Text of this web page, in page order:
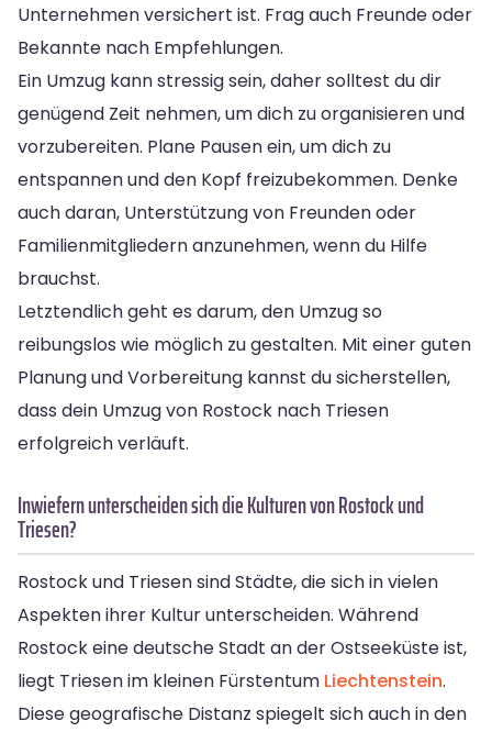
Unternehmen versichert ist. Frag auch Freunde oder
Bekannte nach Empfehlungen.
Ein Umzug kann stressig sein, daher solltest du dir
genügend Zeit nehmen, um dich zu organisieren und
vorzubereiten. Plane Pausen ein, um dich zu
entspannen und den Kopf freizubekommen. Denke
auch daran, Unterstützung von Freunden oder
Familienmitgliedern anzunehmen, wenn du Hilfe
brauchst.
Letztendlich geht es darum, den Umzug so
reibungslos wie möglich zu gestalten. Mit einer guten
Planung und Vorbereitung kannst du sicherstellen,
dass dein Umzug von Rostock nach Triesen
erfolgreich verläuft.
Inwiefern unterscheiden sich die Kulturen von Rostock und
Triesen?
Rostock und Triesen sind Städte, die sich in vielen
Aspekten ihrer Kultur unterscheiden. Während
Rostock eine deutsche Stadt an der Ostseeküste ist,
liegt Triesen im kleinen Fürstentum Liechtenstein.
Diese geografische Distanz spiegelt sich auch in den